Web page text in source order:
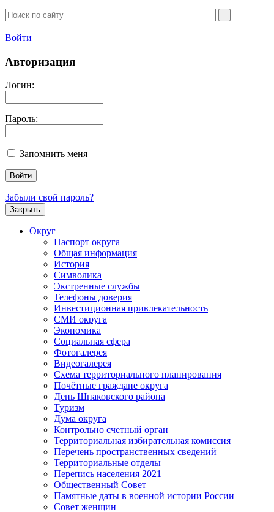
Войти
Авторизация
Логин:
Пароль:
Запомнить меня
Забыли свой пароль?
Закрыть
Округ
Паспорт округа
Общая информация
История
Символика
Экстренные службы
Телефоны доверия
Инвестиционная привлекательность
СМИ округа
Экономика
Социальная сфера
Фотогалерея
Видеогалерея
Схема территориального планирования
Почётные граждане округа
День Шпаковского района
Туризм
Дума округа
Контрольно счетный орган
Территориальная избирательная комиссия
Перечень пространственных сведений
Территориальные отделы
Перепись населения 2021
Общественный Совет
Памятные даты в военной истории России
Совет женщин